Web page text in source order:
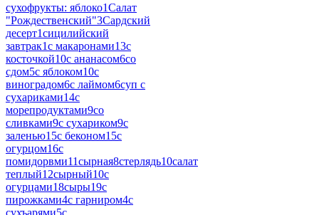
сухофрукты: яблоко1Салат
"Рождественский"3Сардский
десерт1сицилийский
завтрак1с макаронами13с
косточкой10с ананасом6со
сдом5с яблоком10с
виноградом6с лаймом6суп с
сухариками14с
морепродуктами9со
сливками9с сухариком9с
заленью15с беконом15с
огурцом16с
помидорвми11сырная8стерлядь10салат
теплый12сырный10с
огурцами18сыры19с
пирожками4с гарниром4с
сухъарями5с